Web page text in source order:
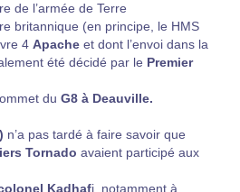
de l’armée de Terre
britannique (en principe, le HMS
4 Apache et dont l’envoi dans la
été décidé par le Premier
du G8 à Deauville.
n’a pas tardé à faire savoir que
Tornado avaient participé aux
Kadhafi, notamment à